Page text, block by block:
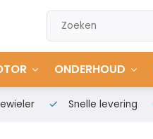
ONDERHOUD
Snelle levering